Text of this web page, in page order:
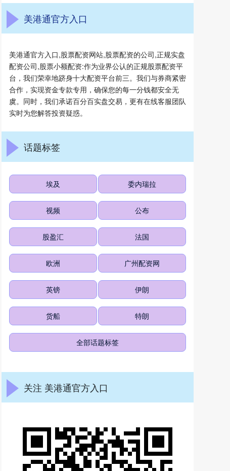
美港通官方入口
美港通官方入口,股票配资网站,股票配资的公司,正规实盘
配资公司,股票小额配资:作为业界公认的正规股票配资平
台，我们荣幸地跻身十大配资平台前三。我们与券商紧密
合作，实现资金专款专用，确保您的每一分钱都安全无
虞。同时，我们承诺百分百实盘交易，更有在线客服团队
实时为您解答投资疑惑。
话题标签
埃及 委内瑞拉
视频 公布
股盈汇 法国
欧洲 广州配资网
英镑 伊朗
货船 特朗
全部话题标签
关注 美港通官方入口